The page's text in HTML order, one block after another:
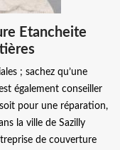
Etancheite
; sachez qu’une
également conseiller
pour une réparation,
la ville de Sazilly
de couverture